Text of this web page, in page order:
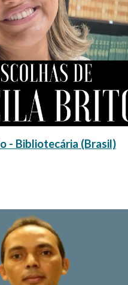
- Bibliotecária (Brasil)